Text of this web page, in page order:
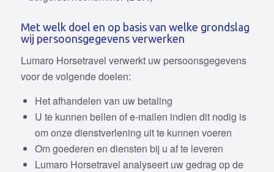
Met welk doel en op basis van welke grondslag
wij persoonsgegevens verwerken
Lumaro Horsetravel verwerkt uw persoonsgegevens
voor de volgende doelen:
Het afhandelen van uw betaling
U te kunnen bellen of e-mailen indien dit nodig is
om onze dienstverlening uit te kunnen voeren
Om goederen en diensten bij u af te leveren
Lumaro Horsetravel analyseert uw gedrag op de